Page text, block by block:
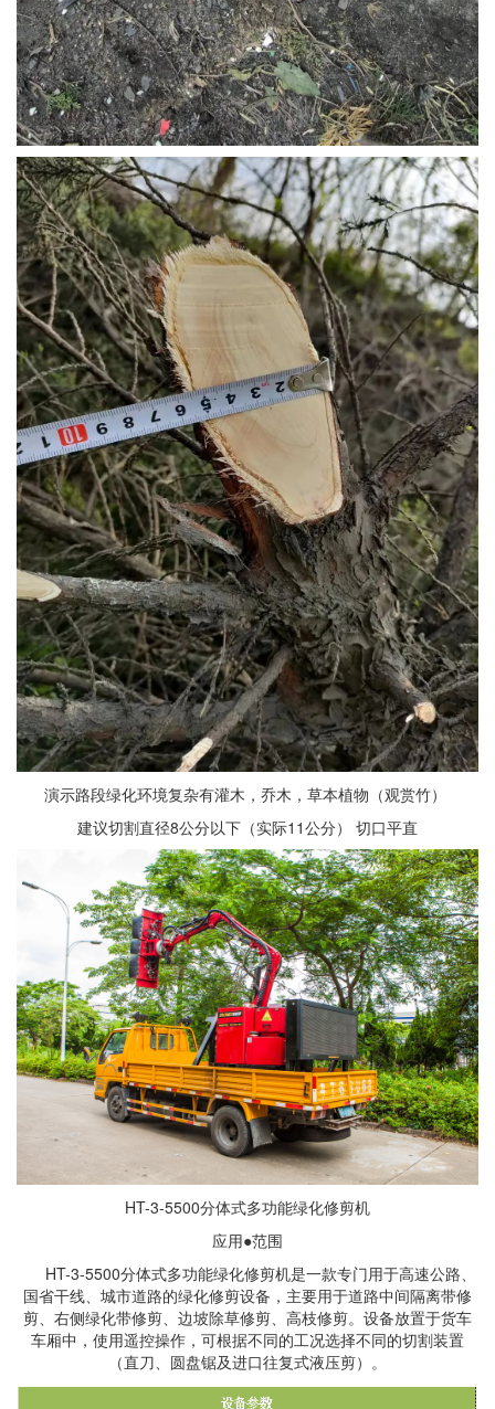
演示路段绿化环境复杂有灌木，乔木，草本植物（观赏竹）
建议切割直径8公分以下（实际11公分） 切口平直
HT-3-5500分体式多功能绿化修剪机
应用●范围
HT-3-5500分体式多功能绿化修剪机是一款专门用于高速公路、
国省干线、城市道路的绿化修剪设备，主要用于道路中间隔离带修
剪、右侧绿化带修剪、边坡除草修剪、高枝修剪。设备放置于货车
车厢中，使用遥控操作，可根据不同的工况选择不同的切割装置
（直刀、圆盘锯及进口往复式液压剪）。